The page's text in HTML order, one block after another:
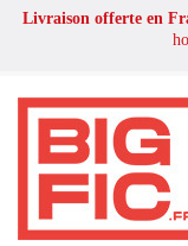
Livraison offerte en